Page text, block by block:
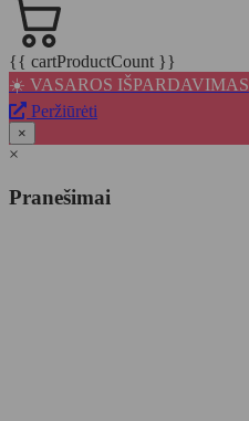
{{ cartProductCount }}
☀️ VASAROS IŠPARDAVIMAS
Peržiūrėti
×
×
Pranešimai